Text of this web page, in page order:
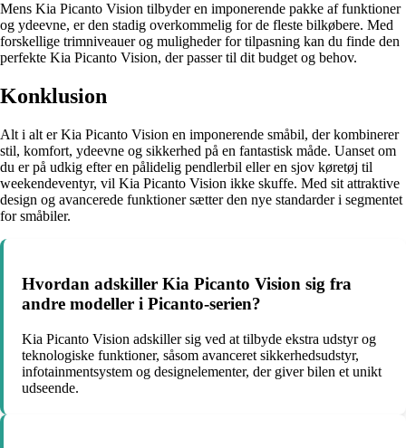
Mens Kia Picanto Vision tilbyder en imponerende pakke af funktioner
og ydeevne, er den stadig overkommelig for de fleste bilkøbere. Med
forskellige trimniveauer og muligheder for tilpasning kan du finde den
perfekte Kia Picanto Vision, der passer til dit budget og behov.
Konklusion
Alt i alt er Kia Picanto Vision en imponerende småbil, der kombinerer
stil, komfort, ydeevne og sikkerhed på en fantastisk måde. Uanset om
du er på udkig efter en pålidelig pendlerbil eller en sjov køretøj til
weekendeventyr, vil Kia Picanto Vision ikke skuffe. Med sit attraktive
design og avancerede funktioner sætter den nye standarder i segmentet
for småbiler.
Hvordan adskiller Kia Picanto Vision sig fra
andre modeller i Picanto-serien?
Kia Picanto Vision adskiller sig ved at tilbyde ekstra udstyr og
teknologiske funktioner, såsom avanceret sikkerhedsudstyr,
infotainmentsystem og designelementer, der giver bilen et unikt
udseende.